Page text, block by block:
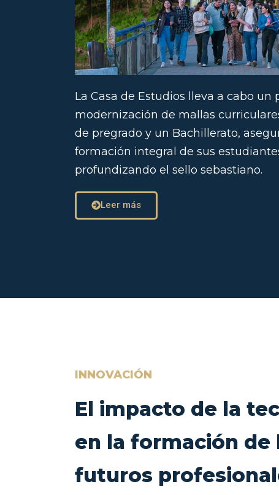
La Casa de Estudios lleva a cabo un
modernización de mallas
de pregrado y un Bachillerato,
formación integral de sus
profundizando el sello sebastiano.
Leer más
INNOVACIÓN
El impacto de la
en la formación de
futuros